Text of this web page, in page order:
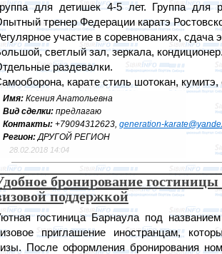
для детишек 4-5 лет. Группа для
тренер Федерации каратэ
участие в соревнованиях, сдача
светлый зал, зеркала,
раздевалки.
карате стиль шотокан, кумитэ,
Имя: Ксения Анатольевна
Вид сделки: предлагаю
Контакты: +79094312623, generation-
Регион:ДРУГОЙ РЕГИОН
28.02.2018 14:04
бронирование гостиницы
поддержкой
гостиница Барнаула под
приглашение иностранцам,
После оформления бронирования